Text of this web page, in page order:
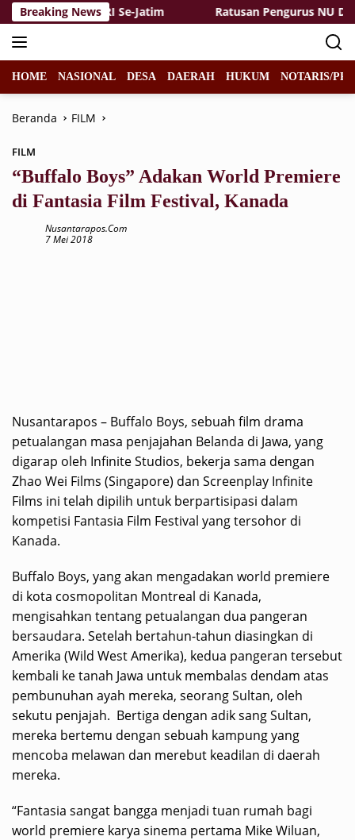
Langsung
ke
konten
Breaking News
Tinggi PGRI Se-Jatim Ratusan Pengurus NU
HOME NASIONAL DESA DAERAH HUKUM NOTARIS/
Beranda FILM
FILM
“Buffalo Boys” Adakan World Premiere
di Fantasia Film Festival, Kanada
Nusantarapos.com
7 Mei 2018
Nusantarapos – Buffalo Boys, sebuah film drama
petualangan masa penjajahan Belanda di Jawa, yang
digarap oleh Infinite Studios, bekerja sama dengan
Zhao Wei Films (Singapore) dan Screenplay Infinite
Films ini telah dipilih untuk berpartisipasi dalam
kompetisi Fantasia Film Festival yang tersohor di
Kanada.
Buffalo Boys, yang akan mengadakan world premiere
di kota cosmopolitan Montreal di Kanada,
mengisahkan tentang petualangan dua pangeran
bersaudara. Setelah bertahun-tahun diasingkan di
Amerika (Wild West Amerika), kedua pangeran tersebut
kembali ke tanah Jawa untuk membalas dendam atas
pembunuhan ayah mereka, seorang Sultan, oleh
sekutu penjajah. Bertiga dengan adik sang Sultan,
mereka bertemu dengan sebuah kampung yang
mencoba melawan dan merebut keadilan di daerah
mereka.
“Fantasia sangat bangga menjadi tuan rumah bagi
world premiere karya sinema pertama Mike Wiluan,